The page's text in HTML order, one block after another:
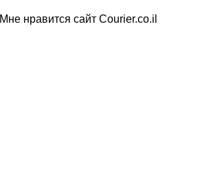
Мне нравится сайт Courier.co.il